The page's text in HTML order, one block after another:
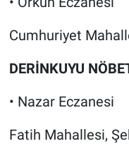
Cumhuriyet
DERİNKUYU
• Nazar Eczanesi
Fatih Mahallesi,